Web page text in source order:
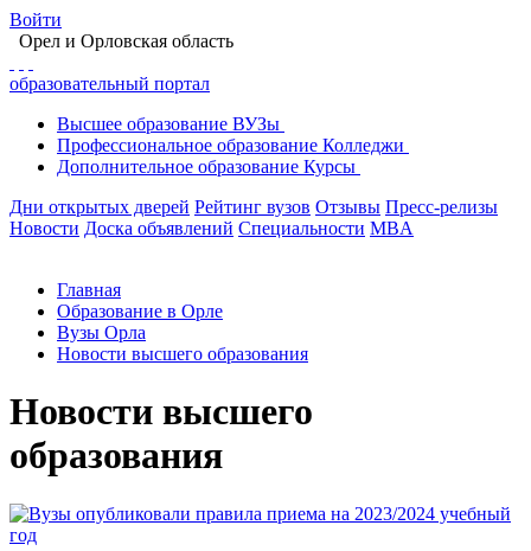
Войти
Орел и Орловская область
образовательный портал
Высшее образование ВУЗы
Профессиональное образование Колледжи
Дополнительное образование Курсы
Дни открытых дверей Рейтинг вузов Отзывы Пресс-релизы
Новости Доска объявлений Специальности MBA
Главная
Образование в Орле
Вузы Орла
Новости высшего образования
Новости высшего
образования